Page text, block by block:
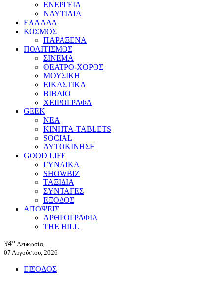
ΕΝΕΡΓΕΙΑ
ΝΑΥΤΙΛΙΑ
ΕΛΛΑΔΑ
ΚΟΣΜΟΣ
ΠΑΡΑΞΕΝΑ
ΠΟΛΙΤΙΣΜΟΣ
ΣΙΝΕΜΑ
ΘΕΑΤΡΟ-ΧΟΡΟΣ
ΜΟΥΣΙΚΗ
ΕΙΚΑΣΤΙΚΑ
ΒΙΒΛΙΟ
ΧΕΙΡΟΓΡΑΦΑ
GEEK
ΝΕΑ
ΚΙΝΗΤΑ-TABLETS
SOCIAL
ΑΥΤΟΚΙΝΗΣΗ
GOOD LIFE
ΓΥΝΑΙΚΑ
SHOWBIZ
ΤΑΞΙΔΙΑ
ΣΥΝΤΑΓΕΣ
ΕΞΟΔΟΣ
ΑΠΟΨΕΙΣ
ΑΡΘΡΟΓΡΑΦΙΑ
THE HILL
34° Λευκωσία,
07 Αυγούστου, 2026
ΕΙΣΟΔΟΣ